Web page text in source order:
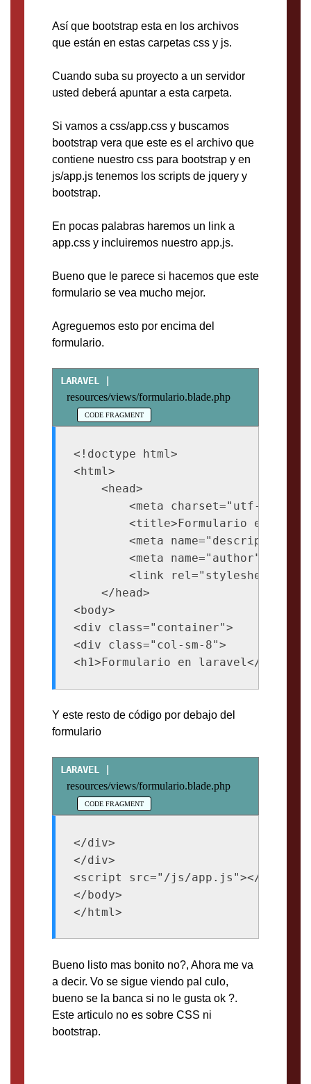
Así que bootstrap esta en los archivos
que están en estas carpetas css y js.
Cuando suba su proyecto a un servidor
usted deberá apuntar a esta carpeta.
Si vamos a css/app.css y buscamos
bootstrap vera que este es el archivo que
contiene nuestro css para bootstrap y en
js/app.js tenemos los scripts de jquery y
bootstrap.
En pocas palabras haremos un link a
app.css y incluiremos nuestro app.js.
Bueno que le parece si hacemos que este
formulario se vea mucho mejor.
Agreguemos esto por encima del
formulario.
resources/views/formulario.blade.php
<!doctype html>
<html>
    <head>
        <meta charset="utf-8">
<title>Formulario en
<meta name="description"
<meta name="author"
<link rel="stylesheet"
    </head>
<body>
<div class="container">
<div class="col-sm-8">
Y este resto de código por debajo del
formulario
resources/views/formulario.blade.php
</div>
</div>
<script src="/js/app.js"></script>
</body>
Bueno listo mas bonito no?, Ahora me va
a decir. Vo se sigue viendo pal culo,
bueno se la banca si no le gusta ok ?.
Este articulo no es sobre CSS ni
bootstrap.